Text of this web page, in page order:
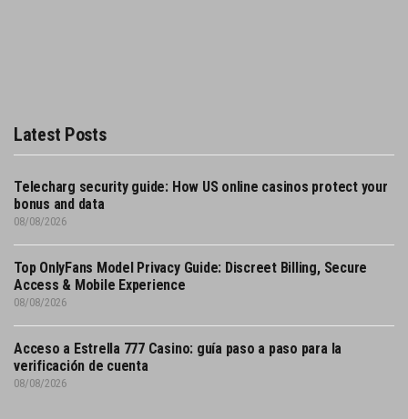
Latest Posts
Telecharg security guide: How US online casinos protect your
bonus and data
08/08/2026
Top OnlyFans Model Privacy Guide: Discreet Billing, Secure
Access & Mobile Experience
08/08/2026
Acceso a Estrella 777 Casino: guía paso a paso para la
verificación de cuenta
08/08/2026